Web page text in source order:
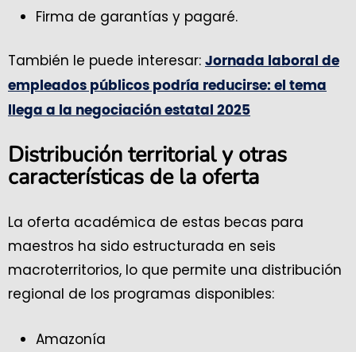
Firma de garantías y pagaré.
También le puede interesar: Jornada laboral de
empleados públicos podría reducirse: el tema
llega a la negociación estatal 2025
Distribución territorial y otras
características de la oferta
La oferta académica de estas becas para
maestros ha sido estructurada en seis
macroterritorios, lo que permite una distribución
regional de los programas disponibles:
Amazonía